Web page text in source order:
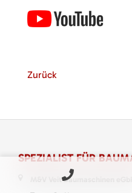
Zurück
SPEZIALIST FÜR
M&V Veit Baumaschinen eGbR